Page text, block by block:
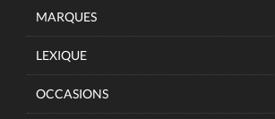
MARQUES
LEXIQUE
OCCASIONS